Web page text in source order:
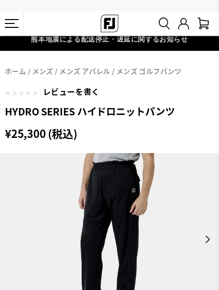
熊本地震による配送停止・遅延に関するお知らせ
11,000円
ホーム メンズ メンズ アパレル メンズ ゴルフパンツ
レビューを書く
HYDRO SERIES ハイドロニットパンツ
¥25,300 (税込)